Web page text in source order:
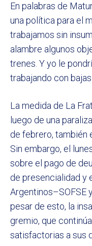
En palabras de
una política para el
trabajamos sin
alambre algunos
trenes. Y yo le
trabajando con
La medida de La
luego de una
de febrero, también
Sin embargo, el
sobre el pago de
de presencialidad y
Argentinos–SOFSE
pesar de esto, la
gremio, que
satisfactorias a sus